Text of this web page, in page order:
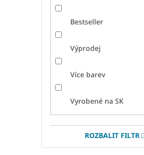
Bestseller
Výprodej
Více barev
Vyrobené na SK
ROZBALIT FILTR